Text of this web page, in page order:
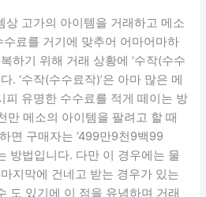
상 고가의 아이템을 거래하고 메소
료를 거기에 맞추어 어마어마하
하기 위해 거래 상황에 ‘수작(수수
. ‘수작(수수료작)’은 아마 많은 메
피 유명한 수수료를 적게 떼이는 방
만 메소의 아이템을 팔려고 할 때
면 구매자는 ‘499만9천9백99
방법입니다. 다만 이 경우에는 물
지막에 건네고 받는 경우가 있는
도 있기에 이 점을 유념하며 거래